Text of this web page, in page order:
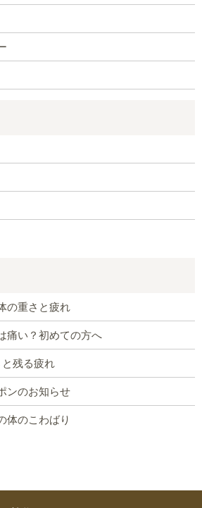
の重さと疲れ
痛い？初めての方へ
残る疲れ
ンのお知らせ
体のこわばり